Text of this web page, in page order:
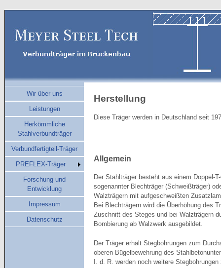
Wir über uns
Leistungen
Herkömmliche
Stahlverbundträger
Verbundfertigteil-Träger
PREFLEX-Träger
Forschung und
Entwicklung
Impressum
Datenschutz
Herstellung
Diese Träger werden in Deutschland seit
Allgemein
Der Stahlträger besteht aus einem Doppel-
sogenannter Blechträger (Schweißträger)
Walzträgern mit aufgeschweißten
Bei Blechträgern wird die Überhöhung des
Zuschnitt des Steges und bei Walzträgern
Bombierung ab Walzwerk ausgebildet.
Der Träger erhält Stegbohrungen zum
oberen Bügelbewehrung des
I. d. R. werden noch weitere